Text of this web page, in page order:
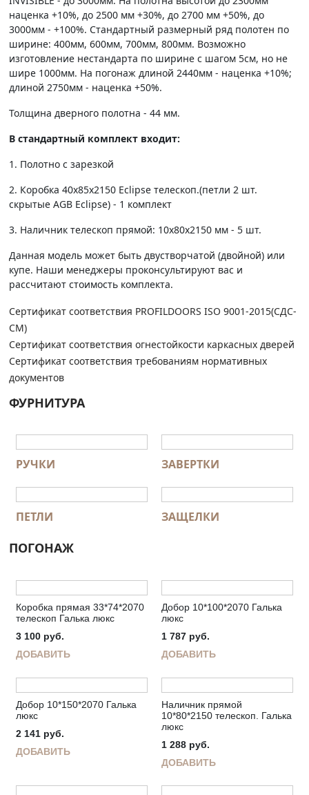
наценка +10%, до 2500 мм +30%, до 2700 мм +50%, до
3000мм - +100%. Стандартный размерный ряд полотен по
ширине: 400мм, 600мм, 700мм, 800мм. Возможно
изготовление нестандарта по ширине с шагом 5см, но не
шире 1000мм. На погонаж длиной 2440мм - наценка +10%;
длиной 2750мм - наценка +50%.
Толщина дверного полотна - 44 мм.
В стандартный комплект входит:
1. Полотно c зарезкой
2. Коробка 40х85х2150 Eclipse телескоп.(петли 2 шт.
скрытые AGB Eclipse) - 1 комплект
3. Наличник телескоп прямой: 10х80х2150 мм - 5 шт.
Данная модель может быть двустворчатой (двойной) или
купе. Наши менеджеры проконсультируют вас и
рассчитают стоимость комплекта.
Сертификат соответствия PROFILDOORS ISO 9001-2015(СДС-
СМ)
Сертификат соответствия огнестойкости каркасных дверей
Сертификат соответствия требованиям нормативных
документов
ФУРНИТУРА
РУЧКИ ЗАВЕРТКИ
ПЕТЛИ ЗАЩЕЛКИ
ПОГОНАЖ
Коробка прямая 33*74*2070
телескоп Галька люкс
3 100 руб.
ДОБАВИТЬ
Добор 10*100*2070 Галька
люкс
1 787 руб.
ДОБАВИТЬ
Добор 10*150*2070 Галька
люкс
2 141 руб.
ДОБАВИТЬ
Наличник прямой
10*80*2150 телескоп. Галька
люкс
1 288 руб.
ДОБАВИТЬ